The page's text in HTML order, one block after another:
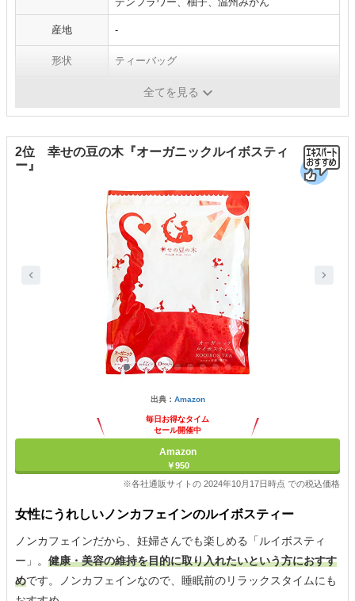
産地 -
形状 ティーバッグ
全てを見る
2位 幸せの豆の木『オーガニックルイボスティ
ー』
出典： Amazon
毎日お得なタイム
セール開催中
Amazon
￥950
※各社通販サイトの 2024年10月17日時点 での税込価格
女性にうれしいノンカフェインのルイボスティー
ノンカフェインだから、妊婦さんでも楽しめる「ルイボスティ
ー」。 健康・美容の維持を目的に取り入れたいという方におすす
めです。ノンカフェインなので、睡眠前のリラックスタイムにも